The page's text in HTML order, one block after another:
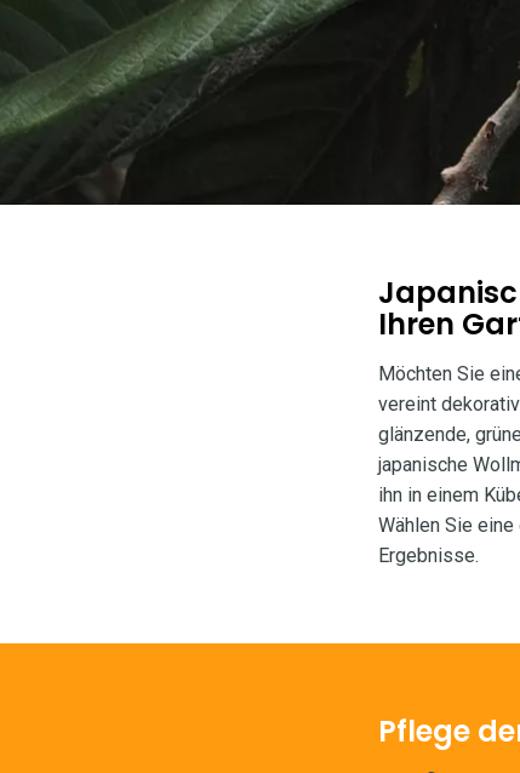
Ihren
Möchten Sie
vereint
glänzende,
japanische
ihn in einem
Wählen Sie
Ergebnisse.
Pflege